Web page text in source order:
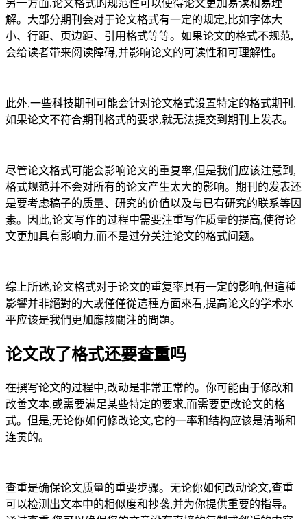
另一方面,论文格式的规范性可以使得论文更加易读和易理
解。大部分期刊会对于论文格式有一定的规定,比如字体大
小、行距、页边距、引用格式等等。如果论文的格式不规范,
会给读者带来阅读障碍,并影响论文的可读性和可理解性。
此外,一些科技期刊可能会针对论文格式设置特定的格式期刊,
如果论文不符合期刊格式的要求,就无法提交到期刊上发表。
尽管论文格式可能会影响论文的重复率,但是我们应该注意到,
格式规范并不会对所有的论文产生太大的影响。期刊的发表还
是要考虑稿子的质量、研究的价值以及与已有研究的联系等因
素。因此,论文写作的过程中需要注重写作质量的提高,使得论
文更加具有影响力,而不是过分关注论文的格式问题。
综上所述,论文格式对于论文的重复率具有一定的影响,但這種
影響并非絕對的大或僅僅從這種方面來看,提高论文的学术水
平应该是我們更加應該關注的問題。
论文改了格式还要查重吗
在撰写论文的过程中,改动是非常正常的。你可能由于修改和
改善文本,或需要满足某些特定的要求,而需要更改论文的格
式。但是,无论你如何修改论文,它的一率和结构应该是清晰和
连贯的。
查重是确保论文质量的重要步骤。无论你如何改动论文,查重
可以检测出文本中的相似度和抄袭,并为你提供重要的指导。